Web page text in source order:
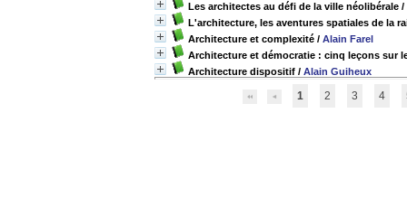
Les architectes au défi de la ville néolibérale /
L'architecture, les aventures spatiales de la
Architecture et complexité / Alain Farel
Architecture et démocratie : cinq leçons sur
Architecture dispositif / Alain Guiheux
1 2 3 4